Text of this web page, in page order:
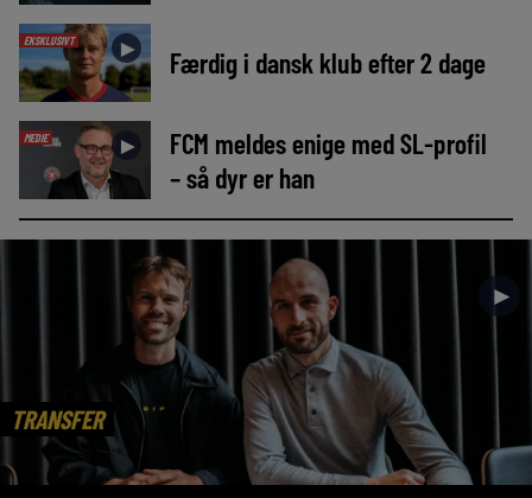
EKSKLUSIVT ► Færdig i dansk klub efter 2 dage
MEDIE ►
FCM meldes enige med SL-profil
– så dyr er han
TRANSFER
►